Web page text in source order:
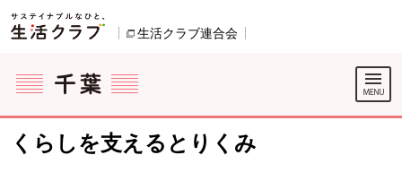
ページの先頭です。
生活クラブ連合会
ここからサイト内共通メニューです。
サイト内共通メニューをスキップする
サイト内共通メニューここまで。
くらしを支えるとりくみ